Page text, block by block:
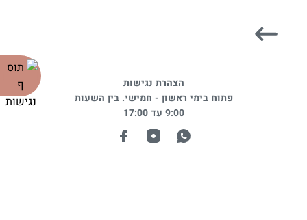
הצהרת נגישות
פתוח בימי ראשון - חמישי. בין השעות
9:00 עד 17:00